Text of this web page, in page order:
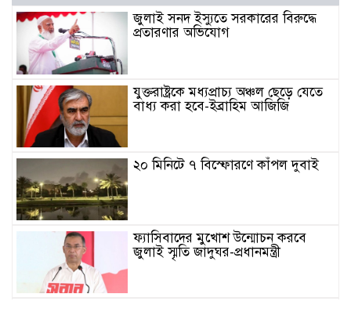
জুলাই সনদ ইস্যুতে সরকারের বিরুদ্ধে
প্রতারণার অভিযোগ
যুক্তরাষ্ট্রকে মধ্যপ্রাচ্য অঞ্চল ছেড়ে যেতে
বাধ্য করা হবে-ইব্রাহিম আজিজি
২০ মিনিটে ৭ বিস্ফোরণে কাঁপল দুবাই
ফ্যাসিবাদের মুখোশ উন্মোচন করবে
জুলাই স্মৃতি জাদুঘর-প্রধানমন্ত্রী